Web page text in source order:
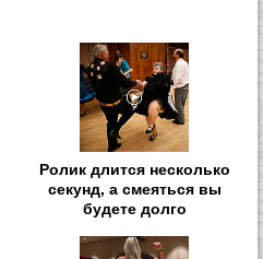
Ролик длится несколько
секунд, а смеяться вы
будете долго